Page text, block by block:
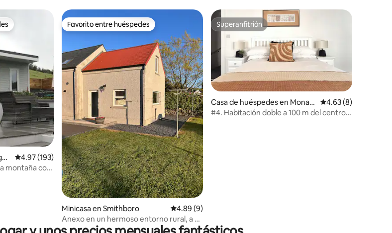
Calificación promedio: 4.97 de 5, 193 reseñas
4.97 (193)
montaña con
Favorito entre huéspedes
Favorito entre huéspedes
Minicasa en Smithboro Calificación promedio: 4.89 de 5, 9 reseñas
4.89 (9)
Anexo en un hermoso entorno rural, a 8
km de Monaghan
Superanfitrión
Superanfitrión
Casa de huéspedes en Monag
han
Calificación
4.63 (8)
#4. Habitación doble a 100 m del centro